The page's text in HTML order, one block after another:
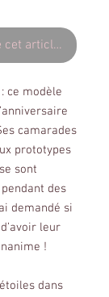
article est
ce modèle
camarades
prototypes
sont
des
demandé si
leur
!
dans